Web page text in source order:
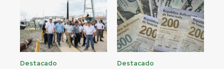
Destacado Destacado